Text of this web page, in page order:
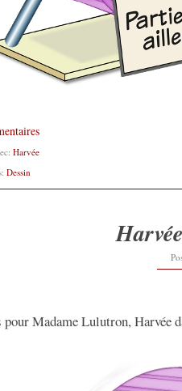
Harvée
Dessin
pour Madame Lulutron, Harvée